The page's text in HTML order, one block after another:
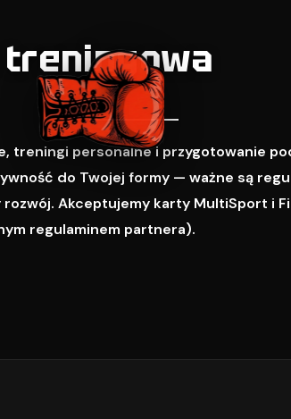
treningi personalne i przygotowanie
do Twojej formy — ważne są
Akceptujemy karty MultiSport i
regulaminem partnera).